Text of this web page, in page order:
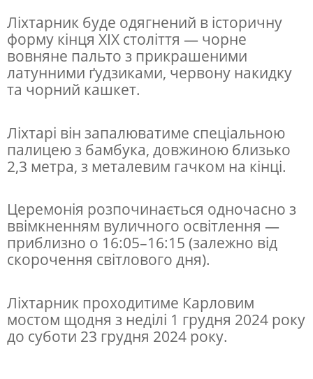
й
п
р
а
з
ь
к
й
л
і
т
а
р
Ліхтарник буде одягнений в історичну
форму кінця XIX століття — чорне
вовняне пальто з прикрашеними
латунними ґудзиками, червону накидку
та чорний кашкет.
Ліхтарі він запалюватиме спеціальною
палицею з бамбука, довжиною близько
2,3 метра, з металевим гачком на кінці.
Церемонія розпочинається одночасно з
ввімкненням вуличного освітлення —
приблизно о 16:05–16:15 (залежно від
скорочення світлового дня).
Ліхтарник проходитиме Карловим
мостом щодня з неділі 1 грудня 2024 року
до суботи 23 грудня 2024 року.